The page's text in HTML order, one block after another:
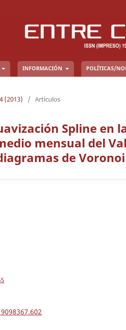
INFORMACIÓN POLÍTICAS/
(2013) / Artículos
Spline en
mensual del
de Voronoi